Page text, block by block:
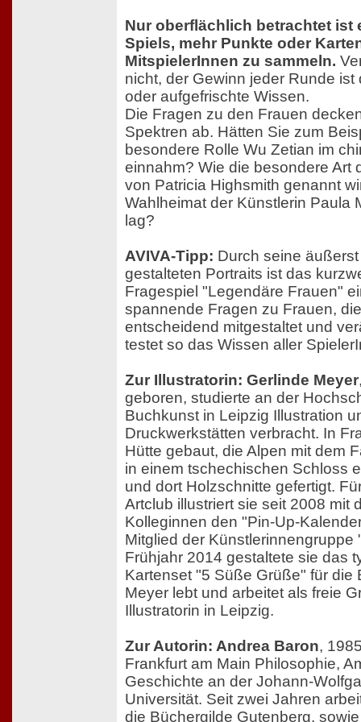
Nur oberflächlich betrachtet ist
Spiels, mehr Punkte oder
MitspielerInnen zu sammeln.
nicht, der Gewinn jeder Runde
oder aufgefrischte Wissen.
Die Fragen zu den Frauen
Spektren ab. Hätten Sie zum
besondere Rolle Wu Zetian im
einnahm? Wie die besondere Art
von Patricia Highsmith genannt
Wahlheimat der Künstlerin Paula
lag?
AVIVA-Tipp: Durch seine
gestalteten Portraits ist das
Fragespiel "Legendäre Frauen"
spannende Fragen zu Frauen,
entscheidend mitgestaltet und
testet so das Wissen aller
Zur Illustratorin: Gerlinde Meyer
geboren, studierte an der
Buchkunst in Leipzig Illustration
Druckwerkstätten verbracht. In
Hütte gebaut, die Alpen mit dem
in einem tschechischen Schloss
und dort Holzschnitte gefertigt.
Artclub illustriert sie seit 2008 mit
Kolleginnen den "Pin-Up-
Mitglied der Künstlerinnengruppe
Frühjahr 2014 gestaltete sie das
Kartenset "5 Süße Grüße" für die
Meyer lebt und arbeitet als freie
Illustratorin in Leipzig.
Zur Autorin: Andrea Baron,
Frankfurt am Main Philosophie,
Geschichte an der Johann-
Universität. Seit zwei Jahren
die Büchergilde Gutenberg,